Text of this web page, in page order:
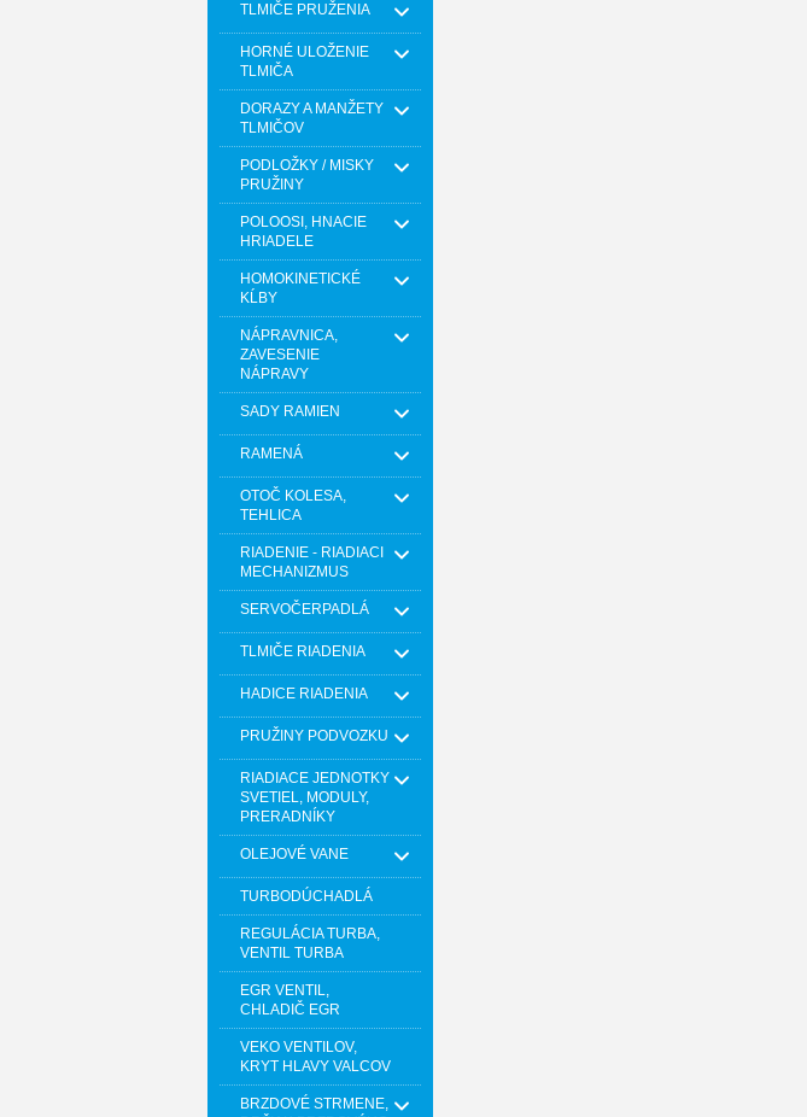
TLMIČE PRUŽENIA
HORNÉ ULOŽENIE
TLMIČA
DORAZY A MANŽETY
TLMIČOV
PODLOŽKY / MISKY
PRUŽINY
POLOOSI, HNACIE
HRIADELE
HOMOKINETICKÉ
KĹBY
NÁPRAVNICA,
ZAVESENIE
NÁPRAVY
SADY RAMIEN
RAMENÁ
OTOČ KOLESA,
TEHLICA
RIADENIE - RIADIACI
MECHANIZMUS
SERVOČERPADLÁ
TLMIČE RIADENIA
HADICE RIADENIA
PRUŽINY PODVOZKU
RIADIACE JEDNOTKY
SVETIEL, MODULY,
PRERADNÍKY
OLEJOVÉ VANE
TURBODÚCHADLÁ
REGULÁCIA TURBA,
VENTIL TURBA
EGR VENTIL,
CHLADIČ EGR
VEKO VENTILOV,
KRYT HLAVY VALCOV
BRZDOVÉ STRMENE,